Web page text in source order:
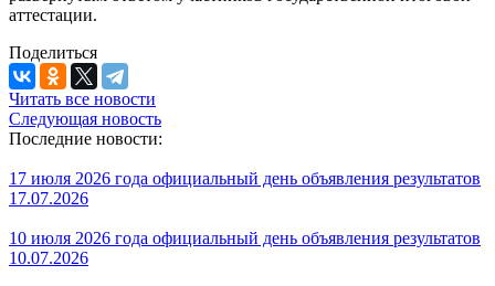
аттестации.
Поделиться
Читать все новости
Следующая новость
Последние новости:
17 июля 2026 года официальный день объявления результатов
17.07.2026
10 июля 2026 года официальный день объявления результатов
10.07.2026